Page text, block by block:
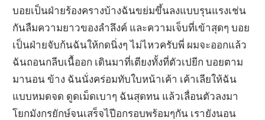
บอยเป็นฝ่ายร้องครางบ้างฉันขย่มขึ้นลงแบบรุนแรงเช่น
กันลืมความยาวของลำลึงค์ และความเจ็บที่เข้าสุดๆ บอย
เป็นฝ่ายจับก้นฉันให้กดนิ่งๆ ไม่ไหวครับพี่ ผมจะออกแล้ว
ฉันถอนกลีบเนื้ออก เดินมาที่เตียงทั้งที่ตัวเปยีก บอยตาม
มานอน ข้าง ฉันนั่งคร่อมทับใบหน้าเค้า เค้าเลียให้ฉัน
แบบหมดจด ดูดเม็ดเบาๆ ฉันสุดทน แล้วเลื่อนตัวลงมา
โยกมังกรยักษ์จนเสร็จไปีอกรอบพร้อมๆกัน เรายังนอน